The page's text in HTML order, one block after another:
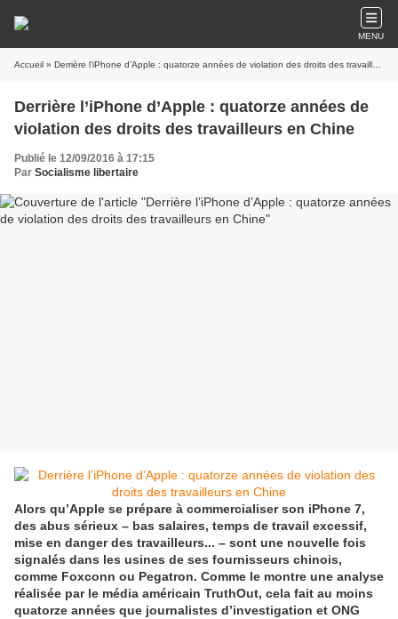
MENU
Accueil » Derrière l’iPhone d’Apple : quatorze années de violation des droits des travailleurs en Chine
Derrière l’iPhone d’Apple : quatorze années de
violation des droits des travailleurs en Chine
Publié le 12/09/2016 à 17:15
Par Socialisme libertaire
Alors qu’Apple se prépare à commercialiser son iPhone 7,
des abus sérieux – bas salaires, temps de travail excessif,
mise en danger des travailleurs... – sont une nouvelle fois
signalés dans les usines de ses fournisseurs chinois,
comme Foxconn ou Pegatron. Comme le montre une analyse
réalisée par le média américain TruthOut, cela fait au moins
quatorze années que journalistes d’investigation et ONG